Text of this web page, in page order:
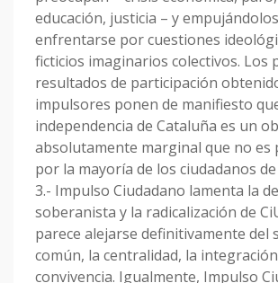
educación, justicia – y
enfrentarse por cuestiones
ficticios imaginarios colectivos. Los
resultados de participación
impulsores ponen de manifiesto
independencia de Cataluña es un
absolutamente marginal que no es
por la mayoría de los ciudadanos
3.- Impulso Ciudadano lamenta la
soberanista y la radicalización de
parece alejarse definitivamente del
común, la centralidad, la
convivencia. Igualmente, Impulso